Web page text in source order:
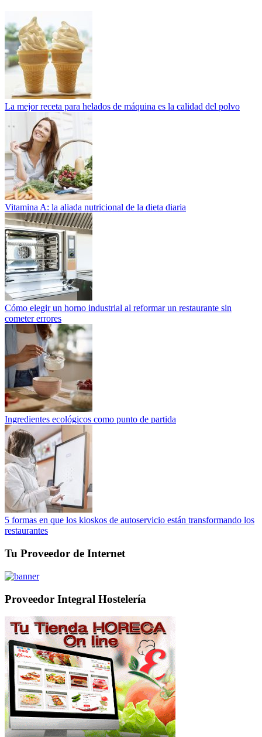
La mejor receta para helados de máquina es la calidad del polvo
Vitamina A: la aliada nutricional de la dieta diaria
Cómo elegir un horno industrial al reformar un restaurante sin
cometer errores
Ingredientes ecológicos como punto de partida
5 formas en que los kioskos de autoservicio están transformando los
restaurantes
Tu Proveedor de Internet
Proveedor Integral Hostelería